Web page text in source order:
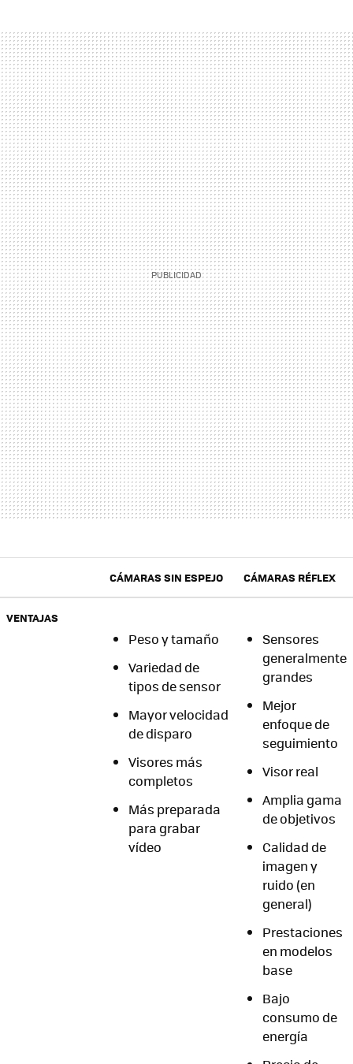
CÁMARAS SIN ESPEJO CÁMARAS RÉFLEX
VENTAJAS
Peso y tamaño
Variedad de
tipos de sensor
Mayor velocidad
de disparo
Visores más
completos
Más preparada
para grabar
vídeo
Sensores
generalmente
grandes
Mejor
enfoque de
seguimiento
Visor real
Amplia gama
de objetivos
Calidad de
imagen y
ruido (en
general)
Prestaciones
en modelos
base
Bajo
consumo de
energía